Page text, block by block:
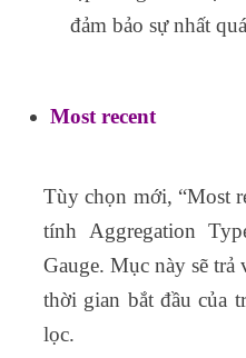
đảm bảo sự nhất
Most recent
Tùy chọn mới, “Most
tính Aggregation
Gauge. Mục này sẽ trả
thời gian bắt đầu của
lọc.